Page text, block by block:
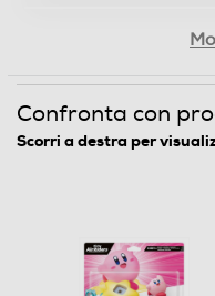
Confronta con
Scorri a destra per